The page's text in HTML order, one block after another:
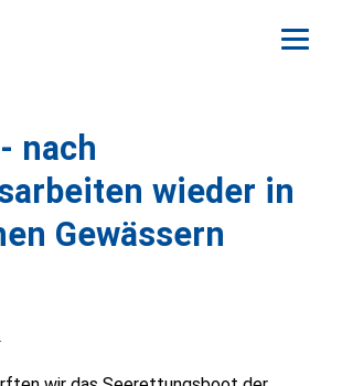
nach
wieder in
Gewässern